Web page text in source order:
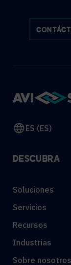
ES (ES)
DESCUBRA
Soluciones
Servicios
Recursos
Industrias
Sobre nosotros